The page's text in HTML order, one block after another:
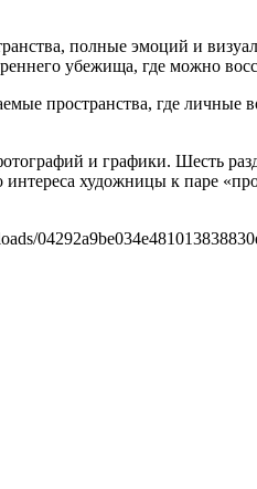
полные эмоций и
убежища, где можно
пространства, где
и графики. Шесть
художницы к паре